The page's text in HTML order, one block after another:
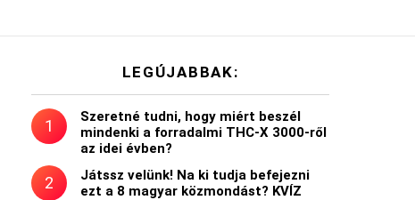
LEGÚJABBAK:
Szeretné tudni, hogy miért beszél
mindenki a forradalmi THC-X 3000-ről
az idei évben?
Játssz velünk! Na ki tudja befejezni
ezt a 8 magyar közmondást? KVÍZ